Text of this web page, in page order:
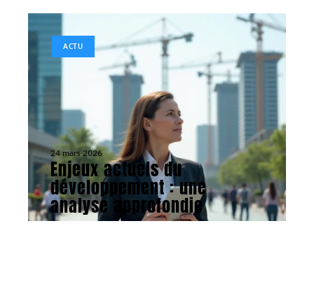
ACTU
24 mars 2026
Enjeux actuels du
développement : une
analyse approfondie